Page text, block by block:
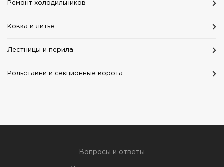
Ремонт холодильников
Ковка и литье
Лестницы и перила
Рольставни и секционные ворота
Вопросы и ответы